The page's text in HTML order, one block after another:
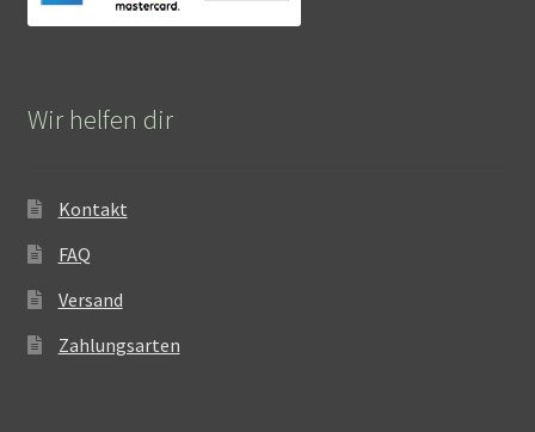
Wir helfen dir
Kontakt
FAQ
Versand
Zahlungsarten